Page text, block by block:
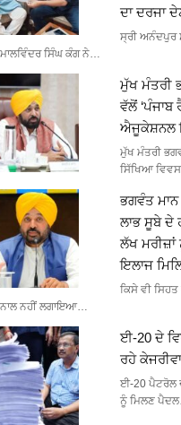
ਦਾ ਦਰਜਾ
ਸ੍ਰੀ ਅਨੰਦਪੁਰ
ਮਾਲਵਿੰਦਰ ਸਿੰਘ ਕੰਗ ਨੇ…
ਮੁੱਖ ਮੰਤਰੀ
ਵੱਲੋਂ
ਐਜੂਕੇਸ਼ਨਲ
ਮੁੱਖ ਮੰਤਰੀ
ਸਿੱਖਿਆ
ਭਗਵੰਤ ਮਾਨ
ਲਾਭ ਸੂਬੇ ਦੇ
ਲੱਖ
ਇਲਾਜ
ਕਿਸੇ ਵੀ
ਨਾਲ ਨਹੀਂ ਲਗਾਇਆ…
ਈ-20 ਦੇ
ਰਹੇ
ਈ-20 ਪੈਟਰੋਲ
ਨੂੰ ਮਿਲਣ